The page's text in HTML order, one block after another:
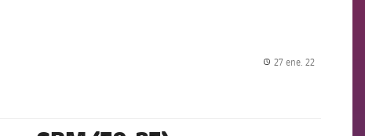
27 ene. 22